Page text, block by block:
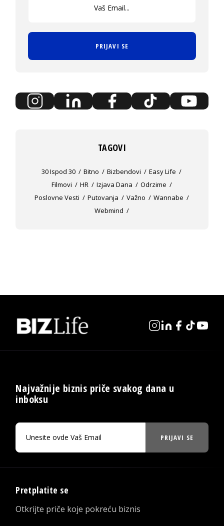
PRIJAVI SE
TAGOVI
30 Ispod 30 Bitno Bizbendovi
Easy Life
Filmovi
HR Izjava Dana
Odrzime
Poslovne Vesti
Putovanja Važno
Wannabe
Webmind
Najvažnije biznis priče svakog dana u
inboksu
PRIJAVI SE
Pretplatite se
Otkrijte priče koje pokreću biznis